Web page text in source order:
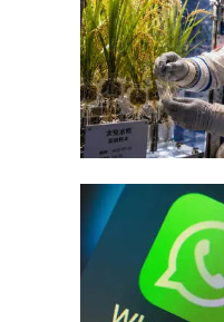
CASE DIARY
CINEMA
OPINION